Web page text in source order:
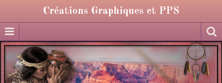
Créations Graphiques et PPS